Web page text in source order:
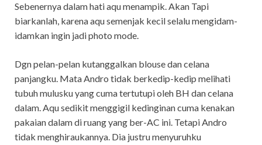
Sebenernya dalam hati aqu menampik. Akan Tapi
biarkanlah, karena aqu semenjak kecil selalu mengidam-
idamkan ingin jadi photo mode.
Dgn pelan-pelan kutanggalkan blouse dan celana
panjangku. Mata Andro tidak berkedip-kedip melihati
tubuh mulusku yang cuma tertutupi oleh BH dan celana
dalam. Aqu sedikit menggigil kedinginan cuma kenakan
pakaian dalam di ruang yang ber-AC ini. Tetapi Andro
tidak menghiraukannya. Dia justru menyuruhku